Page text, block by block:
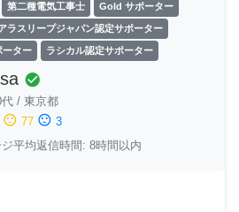
第二種電気工事士 Gold サポーター
ラスリープジャパン認定サポーター
ーター ラシカル認定サポーター
check_circle
/ 東京都
sentiment_neutral 77 sentiment_dissatisfied 3
ジ平均返信時間: 8時間以内